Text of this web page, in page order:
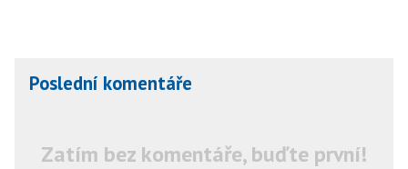
Poslední komentáře
Zatím bez komentáře, buďte první!